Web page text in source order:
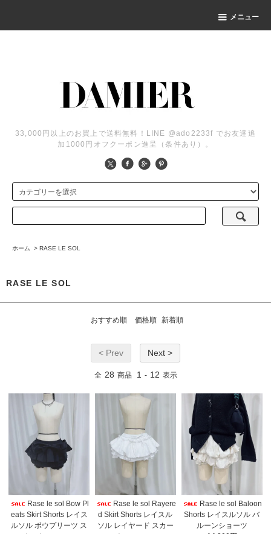
メニュー
33,000円以上のお買上で送料無料！LINE @ado2233f でお友達追
加1000円オフクーポン進呈（条件あり）。
ホーム > RASE LE SOL
RASE LE SOL
おすすめ順 価格順 新着順
< Prev Next >
全 28 商品 1 - 12 表示
Rase le sol Bow Pl
eats Skirt Shorts レイス
ルソル ボウプリーツ ス
Rase le sol Rayere
d Skirt Shorts レイスル
ソル レイヤード スカー
Rase le sol Baloon
Shorts レイスルソル バ
ルーンショーツ